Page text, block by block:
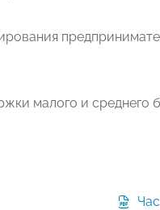
малого и среднего